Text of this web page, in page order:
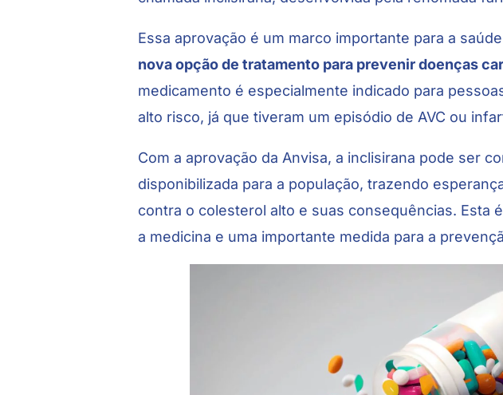
Essa aprovação é um marco importante para a
nova opção de tratamento para prevenir doenças
medicamento é especialmente indicado para
alto risco, já que tiveram um episódio de AVC ou
Com a aprovação da Anvisa, a inclisirana pode ser
disponibilizada para a população, trazendo
contra o colesterol alto e suas consequências. Esta
a medicina e uma importante medida para a